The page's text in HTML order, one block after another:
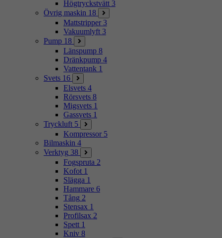
Högtryckstvätt 3
Övrig maskin 18
Mattstripper 3
Vakuumlyft 3
Pump 18
Länspump 8
Dränkpump 4
Vattentank 1
Svets 16
Elsvets 4
Rörsvets 8
Migsvets 1
Gassvets 1
Tryckluft 5
Kompressor 5
Bilmaskin 4
Verktyg 38
Fogspruta 2
Kofot 1
Slägga 1
Hammare 6
Tång 2
Stensax 1
Profilsax 2
Spett 1
Kniv 8